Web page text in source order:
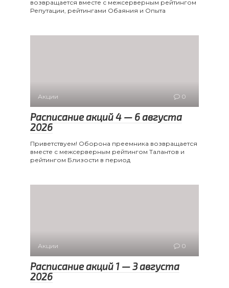
возвращается вместе с межсерверным рейтингом
Репутации, рейтингами Обаяния и Опыта
Акции 0
Расписание акций 4 — 6 августа
2026
Приветствуем! Оборона преемника возвращается
вместе с межсерверным рейтингом Талантов и
рейтингом Близости в период
Акции 0
Расписание акций 1 — 3 августа
2026